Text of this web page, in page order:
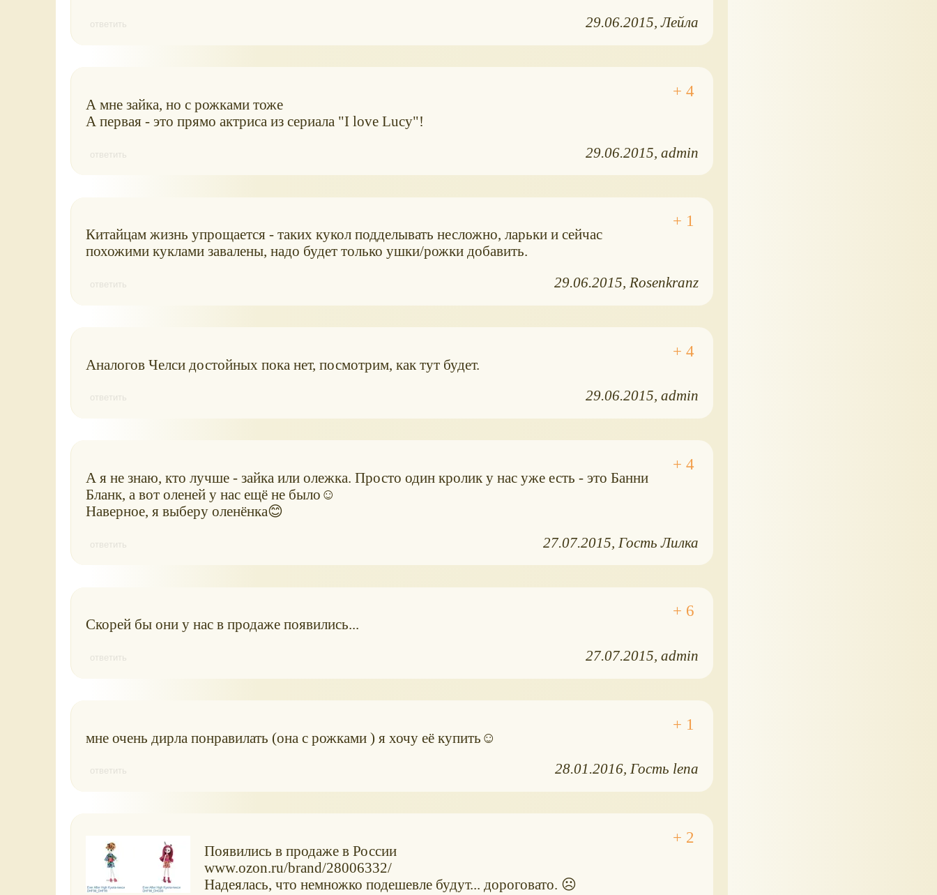
ответить 29.06.2015 Лейла
А мне зайка, но с рожками тоже
А первая - это прямо актриса из сериала "I love Lucy"!
ответить 29.06.2015 admin
Китайцам жизнь упрощается - таких кукол подделывать несложно, ларьки и сейчас
похожими куклами завалены, надо будет только ушки/рожки добавить.
ответить 29.06.2015 Rosenkranz
Аналогов Челси достойных пока нет, посмотрим, как тут будет.
ответить 29.06.2015 admin
А я не знаю, кто лучше - зайка или олежка. Просто один кролик у нас уже есть - это Банни
Бланк, а вот оленей у нас ещё не было☺
Наверное, я выберу оленёнка😊
ответить 27.07.2015 Гость Лилка
Скорей бы они у нас в продаже появились...
ответить 27.07.2015 admin
мне очень дирла понравилать (она с рожками ) я хочу её купить☺
ответить 28.01.2016 Гость lena
Появились в продаже в России
www.ozon.ru/brand/28006332/
Надеялась, что немножко подешевле будут... дороговато. ☹